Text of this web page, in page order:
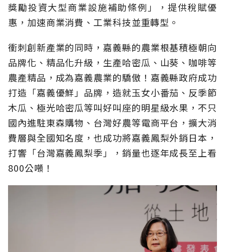
獎勵投資大型商業設施補助條例」，提供稅賦優
惠，加速商業消費、工業科技並重轉型。
衝刺創新產業的同時，嘉義縣的農業根基積極朝向
品牌化、精品化升級，生產哈密瓜、山葵、咖啡等
農產精品，成為嘉義農業的驕傲！嘉義縣政府成功
打造「嘉義優鮮」品牌，造就玉女小番茄、反季節
木瓜、極光哈密瓜等叫好叫座的明星級水果，不只
國內進駐東森購物、台灣好農等電商平台，擴大消
費層與全國知名度，也成功將嘉義鳳梨外銷日本，
打響「台灣嘉義鳳梨季」，銷量也逐年成長至上看
800公噸！